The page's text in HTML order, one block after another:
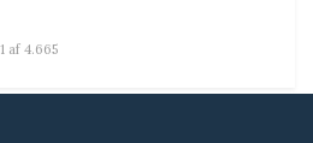
1 af 4.665